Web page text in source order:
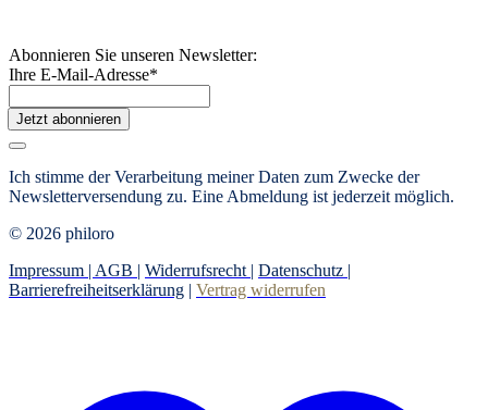
Abonnieren Sie unseren Newsletter:
Ihre E-Mail-Adresse*
Jetzt abonnieren
Ich stimme der Verarbeitung meiner Daten zum Zwecke der
Newsletterversendung zu. Eine Abmeldung ist jederzeit möglich.
© 2026 philoro
Impressum | AGB | Widerrufsrecht | Datenschutz |
Barrierefreiheitserklärung | Vertrag widerrufen